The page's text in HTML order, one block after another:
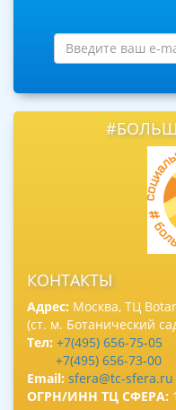
КОНТАКТЫ
Адрес: Москва, ТЦ
(ст. м. Ботанический
Тел: +7(495) 656-75-05
+7(495) 656-73-00
Email: sfera@tc-sfera.ru
ОГРН/ИНН ТЦ СФЕРА: